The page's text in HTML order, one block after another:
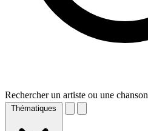
Rechercher un artiste ou une chanson
Thématiques